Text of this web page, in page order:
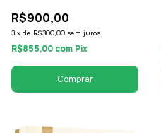
Eau de Toilette - Masculino
R$900,00
3 x de R$300,00 sem juros
R$855,00 com Pix